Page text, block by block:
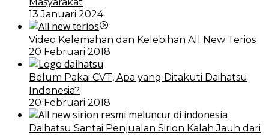
13 Januari 2024
Video Kelemahan dan Kelebihan All New Terios
20 Februari 2018
Belum Pakai CVT, Apa yang Ditakuti Daihatsu
Indonesia?
20 Februari 2018
Daihatsu Santai Penjualan Sirion Kalah Jauh dari